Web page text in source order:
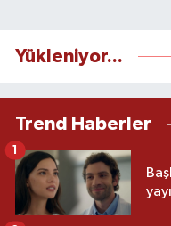
Yükleniyor...
Trend Haberler
1